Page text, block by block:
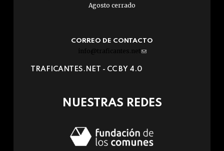
Agosto cerrado
CORREO DE CONTACTO
info@traficantes.net (link
e-
TRAFICANTES.NET - CC BY 4.0
NUESTRAS REDES